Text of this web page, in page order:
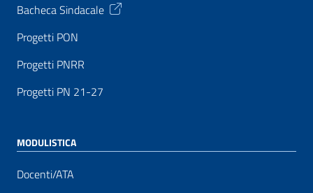
Bacheca Sindacale
Progetti PON
Progetti PNRR
Progetti PN 21-27
MODULISTICA
Docenti/ATA